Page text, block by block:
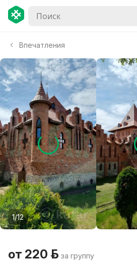
Впечатления
1/12
от 220 р. за группу